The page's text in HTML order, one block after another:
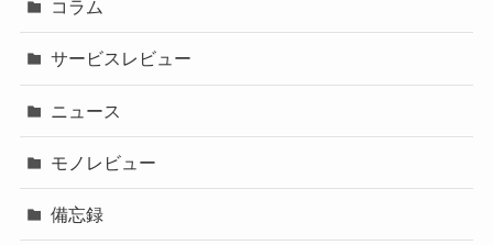
コラム
サービスレビュー
ニュース
モノレビュー
備忘録